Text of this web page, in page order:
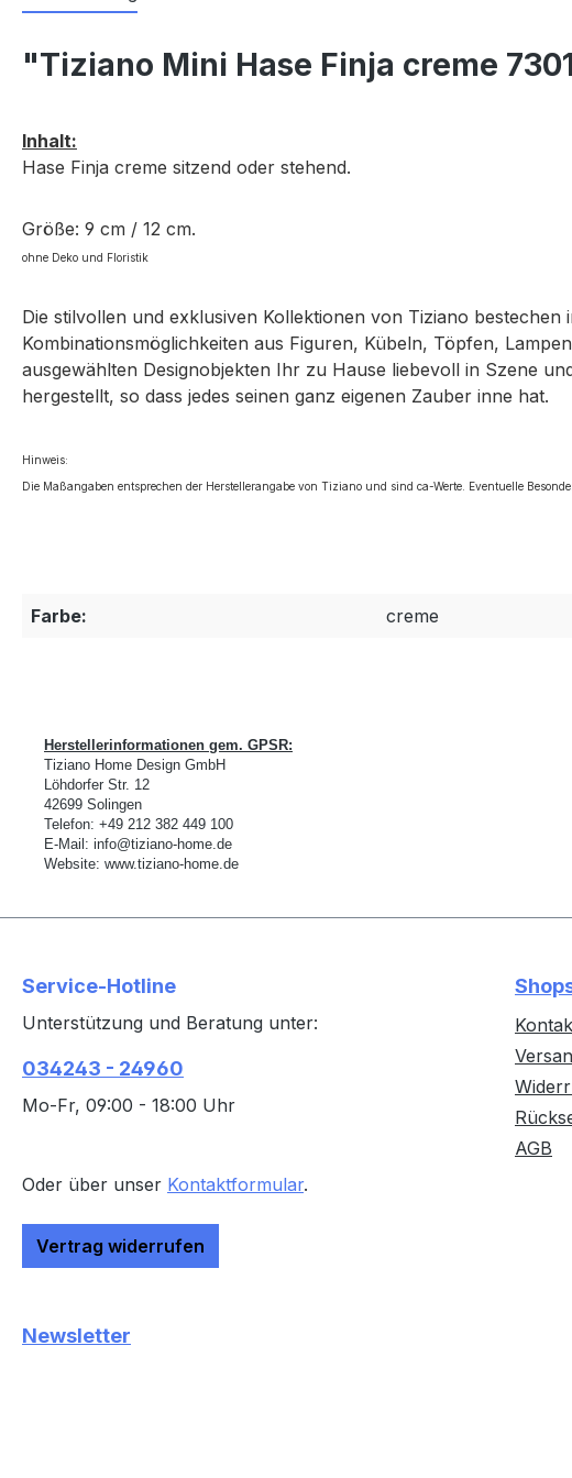
"Tiziano Mini Hase Finja creme
Inhalt:
Hase Finja creme sitzend oder stehend.
Größe: 9 cm / 12 cm.
ohne Deko und Floristik
Die stilvollen und exklusiven Kollektionen von Tiziano
Kombinationsmöglichkeiten aus Figuren, Kübeln, Töpfen,
ausgewählten Designobjekten Ihr zu Hause liebevoll in Szene
hergestellt, so dass jedes seinen ganz eigenen Zauber inne hat.
Hinweis:
Die Maßangaben entsprechen der Herstellerangabe von Tiziano und sind ca-Werte. Eventuelle
Farbe: creme
Herstellerinformationen gem. GPSR:
Tiziano Home Design GmbH
öhdorfer Str. 12
42699 Solingen
Telefon: +49 212 382 449 100
E-Mail: info@tiziano-home.de
Website: www.tiziano-home.de
Service-Hotline
Unterstützung und Beratung unter:
034243 - 24960
Mo-Fr, 09:00 - 18:00 Uhr
Oder über unser Kontaktformular.
Vertrag widerrufen
AGB
Newsletter